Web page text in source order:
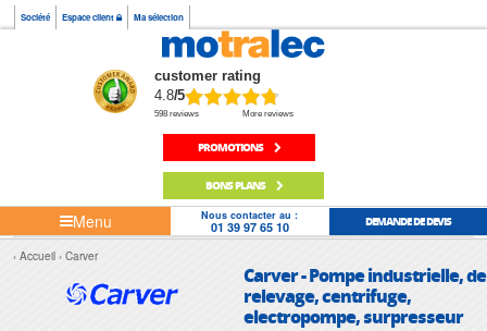
Société Espace client Ma sélection
customer rating
4.8/5
598 reviews More reviews
PROMOTIONS
BONS PLANS
Menu Nous contacter au :
01 39 97 65 10 DEMANDE DE DEVIS
Accueil Carver
Carver - Pompe industrielle, de
relevage, centrifuge,
electropompe, surpresseur